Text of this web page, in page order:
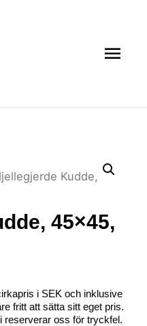
Kudde,
45×45,
i SEK och inklusive
fritt att sätta sitt eget pris.
reserverar oss för tryckfel.